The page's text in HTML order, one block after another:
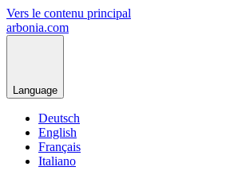
Vers le contenu principal
arbonia.com
Language
Deutsch
English
Français
Italiano